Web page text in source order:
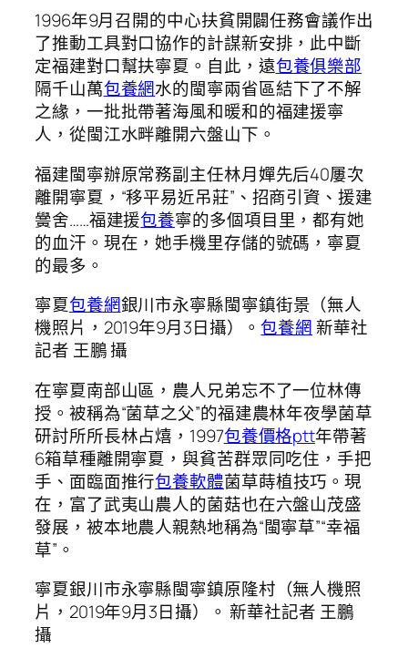
1996年9月召開的中心扶貧開闢任務會議作出
了推動工具對口協作的計謀新安排，此中斷
定福建對口幫扶寧夏。自此，遠包養俱樂部
隔千山萬包養網水的閩寧兩省區結下了不解
之緣，一批批帶著海風和暖和的福建援寧
人，從閩江水畔離開六盤山下。
福建閩寧辦原常務副主任林月嬋先后40屢次
離開寧夏，“移平易近吊莊”、招商引資、援建
黌舍……福建援包養寧的多個項目里，都有她
的血汗。現在，她手機里存儲的號碼，寧夏
的最多。
寧夏包養網銀川市永寧縣閩寧鎮街景（無人
機照片，2019年9月3日攝）。包養網新華社
記者 王鵬 攝
在寧夏南部山區，農人兄弟忘不了一位林傳
授。被稱為“菌草之父”的福建農林年夜學菌草
研討所所長林占熺，1997包養價格ptt年帶著
6箱草種離開寧夏，與貧苦群眾同吃住，手把
手、面臨面推行包養軟體菌草蒔植技巧。現
在，富了武夷山農人的菌菇也在六盤山茂盛
發展，被本地農人親熱地稱為“閩寧草”“幸福
草”。
寧夏銀川市永寧縣閩寧鎮原隆村（無人機照
片，2019年9月3日攝）。 新華社記者 王鵬
攝